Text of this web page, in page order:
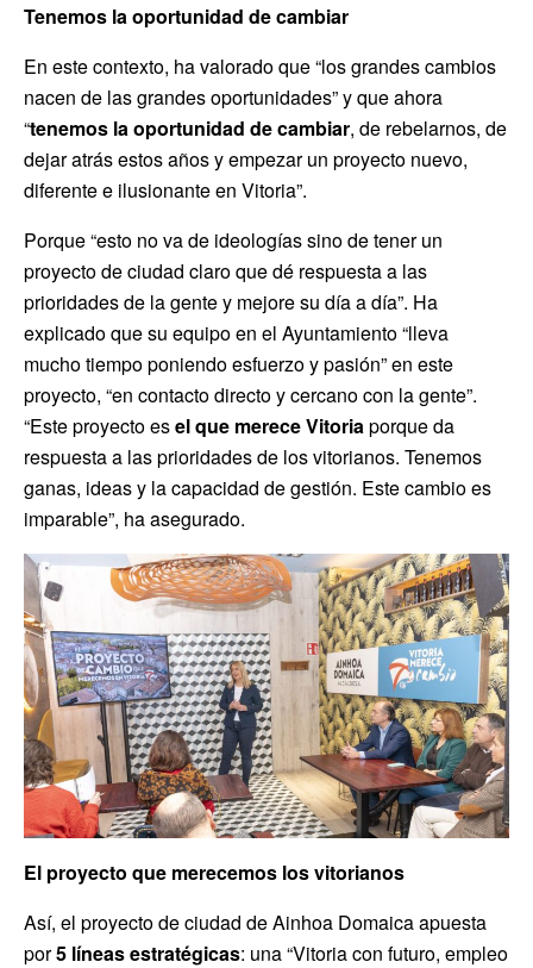
Tenemos la oportunidad de cambiar
En este contexto, ha valorado que “los grandes cambios
nacen de las grandes oportunidades” y que ahora
“tenemos la oportunidad de cambiar, de rebelarnos, de
dejar atrás estos años y empezar un proyecto nuevo,
diferente e ilusionante en Vitoria”.
Porque “esto no va de ideologías sino de tener un
proyecto de ciudad claro que dé respuesta a las
prioridades de la gente y mejore su día a día”. Ha
explicado que su equipo en el Ayuntamiento “lleva
mucho tiempo poniendo esfuerzo y pasión” en este
proyecto, “en contacto directo y cercano con la gente”.
“Este proyecto esel que merece Vitoriaporque da
respuesta a las prioridades de los vitorianos. Tenemos
ganas, ideas y la capacidad de gestión. Este cambio es
imparable”, ha asegurado.
El proyecto que merecemos los vitorianos
Así, el proyecto de ciudad de Ainhoa Domaica apuesta
por5 líneas estratégicas: una “Vitoria con futuro, empleo